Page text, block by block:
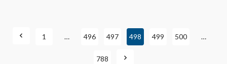
1 … 496 497 498 499 500 …
788